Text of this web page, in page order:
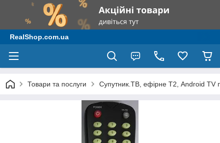
RealShop.com.ua
Товари та послуги Супутник.ТВ, ефірне Т2, Android TV